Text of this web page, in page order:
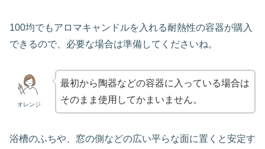
100均でもアロマキャンドルを入れる耐熱性の容器が購入
できるので、必要な場合は準備してくださいね。
オレンジ
最初から陶器などの容器に入っている場合は
そのまま使用してかまいません。
浴槽のふちや、窓の側などの広い平らな面に置くと安定す